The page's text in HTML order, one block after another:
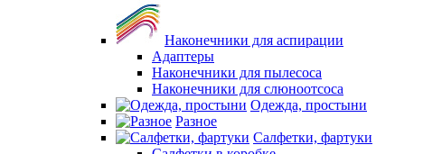
Наконечники для аспирации
Адаптеры
Наконечники для пылесоса
Наконечники для слюноотсоса
Одежда, простыни
Разное
Салфетки, фартуки